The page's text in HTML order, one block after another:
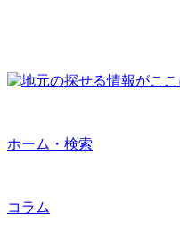
ホーム・検索
コラム